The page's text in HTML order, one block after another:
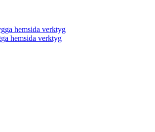
hemsida verktyg
hemsida verktyg